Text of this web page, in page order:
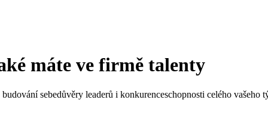
máte ve firmě talenty
sebedůvěry leaderů i konkurenceschopnosti celého vašeho